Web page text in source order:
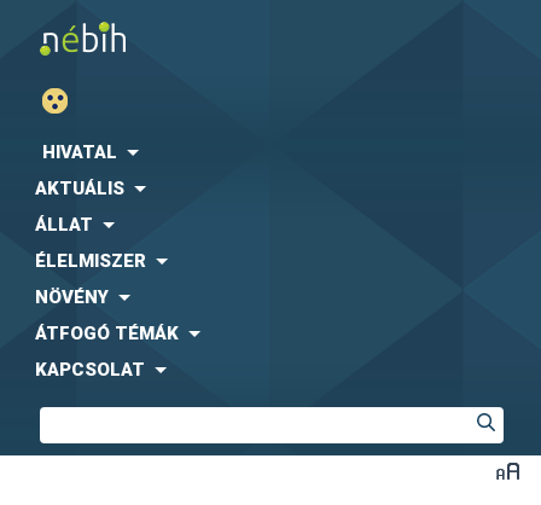
HIVATAL
AKTUÁLIS
ÁLLAT
ÉLELMISZER
NÖVÉNY
ÁTFOGÓ TÉMÁK
KAPCSOLAT